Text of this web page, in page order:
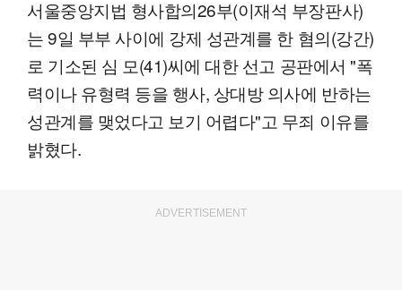
서울중앙지법 형사합의26부(이재석 부장판사)
는 9일 부부 사이에 강제 성관계를 한 혐의(강간)
로 기소된 심 모(41)씨에 대한 선고 공판에서 "폭
력이나 유형력 등을 행사, 상대방 의사에 반하는
성관계를 맺었다고 보기 어렵다"고 무죄 이유를
밝혔다.
ADVERTISEMENT